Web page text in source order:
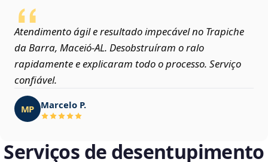
Atendimento ágil e resultado impecável no Trapiche
da Barra, Maceió‑AL. Desobstruíram o ralo
rapidamente e explicaram todo o processo. Serviço
confiável.
MP Marcelo P.
Serviços de desentupimento